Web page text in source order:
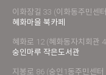
이화장길 33 (이화동주민센
혜화마을 북카페
혜화로 12 (혜화동자치회관
숭인마루 작은도서관
지봉로 86 (숭인1동주민센터